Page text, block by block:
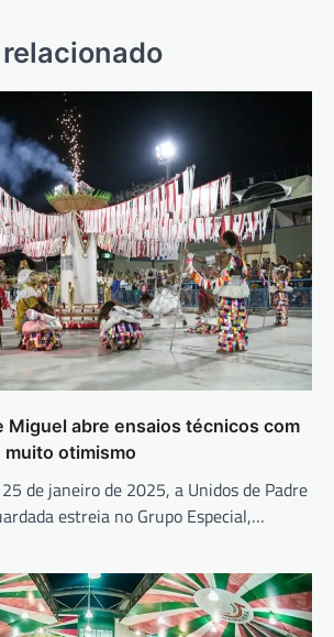
Miguel abre ensaios técnicos com
muito otimismo
de janeiro de 2025, a Unidos de Padre
estreia no Grupo Especial,…